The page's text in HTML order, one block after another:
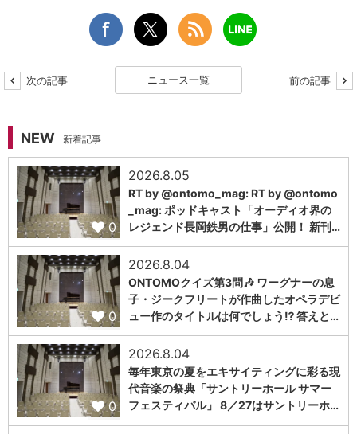
次の記事 ニュース一覧 前の記事
NEW 新着記事
0
2026.8.05
RT by @ontomo_mag: RT by @ontomo
_mag: ポッドキャスト「オーディオ界の
レジェンド長岡鉄男の仕事」公開！ 新刊…
0
2026.8.04
ONTOMOクイズ第3問🎶 ワーグナーの息
子・ジークフリートが作曲したオペラデビ
ュー作のタイトルは何でしょう⁉️ 答えと…
0
2026.8.04
毎年東京の夏をエキサイティングに彩る現
代音楽の祭典「サントリーホール サマー
フェスティバル」 8／27はサントリーホ…